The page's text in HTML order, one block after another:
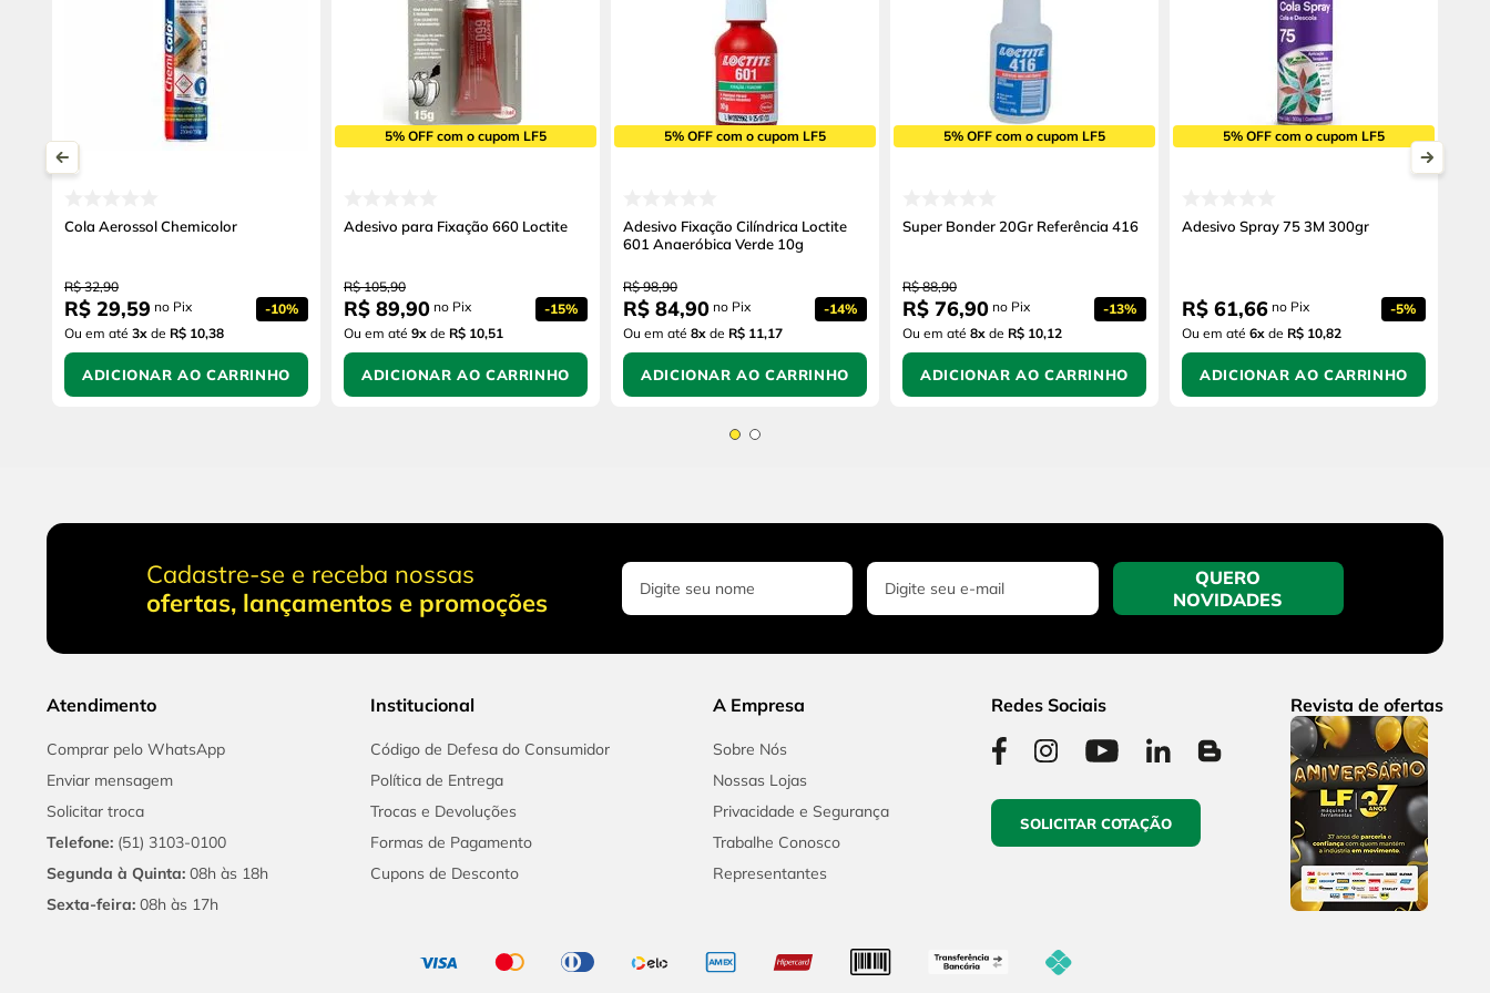
Cola Aerossol Chemicolor
R$ 32,90
R$ 29,59 no Pix -10%
Ou em até 3x de R$ 10,38
ADICIONAR AO CARRINHO
5% OFF com o cupom LF5
Adesivo para Fixação 660 Loctite
R$ 105,90
R$ 89,90 no Pix -15%
Ou em até 9x de R$ 10,51
ADICIONAR AO CARRINHO
5% OFF com o cupom LF5
Adesivo Fixação Cilíndrica Loctite
601 Anaeróbica Verde 10g
R$ 98,90
R$ 84,90 no Pix -14%
Ou em até 8x de R$ 11,17
ADICIONAR AO CARRINHO
5% OFF com o cupom LF5
Super Bonder 20Gr Referência 416
R$ 88,90
R$ 76,90 no Pix -13%
Ou em até 8x de R$ 10,12
ADICIONAR AO CARRINHO
5% OFF com o cupom LF5
Adesivo Spray 75 3M 300gr
R$ 61,66 no Pix -5%
Ou em até 6x de R$ 10,82
ADICIONAR AO CARRINHO
Cadastre-se e receba nossas
ofertas, lançamentos e promoções
QUERO
NOVIDADES
Atendimento
Comprar pelo WhatsApp
Enviar mensagem
Solicitar troca
Telefone: (51) 3103-0100
Segunda à Quinta: 08h às 18h
Sexta-feira: 08h às 17h
Institucional
Código de Defesa do Consumidor
Política de Entrega
Trocas e Devoluções
Formas de Pagamento
Cupons de Desconto
A Empresa
Sobre Nós
Nossas Lojas
Privacidade e Segurança
Trabalhe Conosco
Representantes
Redes Sociais
SOLICITAR COTAÇÃO
Revista de ofertas